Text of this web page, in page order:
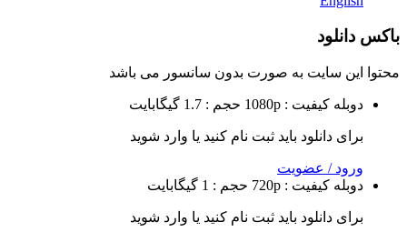
سایت به صورتبدون سانسورمی باشد
کیفیت : 1080p حجم : 1.7 گیگابایت
دانلود باید ثبت نام کنید یا وارد شوید
/ عضویت
کیفیت : 720p حجم : 1 گیگابایت
دانلود باید ثبت نام کنید یا وارد شوید